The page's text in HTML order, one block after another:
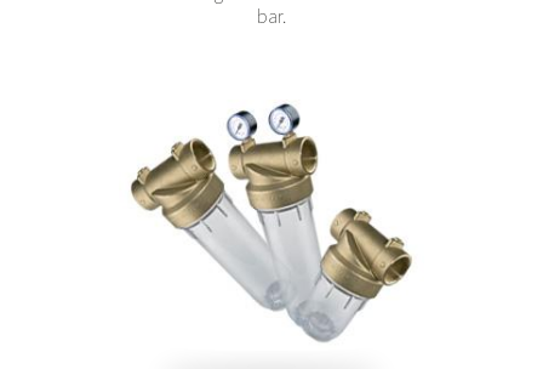
bar.